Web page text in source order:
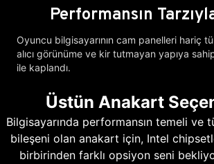
Performansın
Oyuncu bilgisayarının cam panelleri hariç
alıcı görünüme ve kir tutmayan yapıya sahip,
ile kaplandı.
Üstün Anakart
Bilgisayarında performansın temeli ve
bileşeni olan anakart için, Intel
birbirinden farklı opsiyon seni